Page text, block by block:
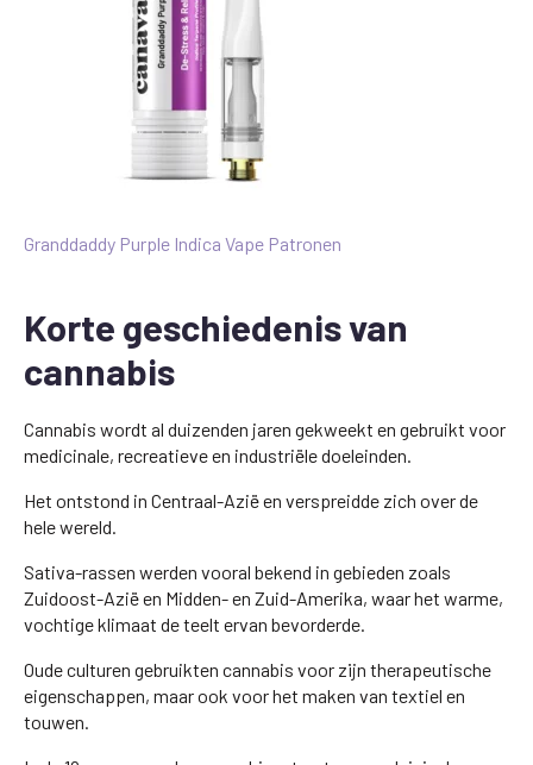
Granddaddy Purple Indica Vape Patronen
Korte geschiedenis van
cannabis
Cannabis wordt al duizenden jaren gekweekt en gebruikt voor
medicinale, recreatieve en industriële doeleinden.
Het ontstond in Centraal-Azië en verspreidde zich over de
hele wereld.
Sativa-rassen werden vooral bekend in gebieden zoals
Zuidoost-Azië en Midden- en Zuid-Amerika, waar het warme,
vochtige klimaat de teelt ervan bevorderde.
Oude culturen gebruikten cannabis voor zijn therapeutische
eigenschappen, maar ook voor het maken van textiel en
touwen.